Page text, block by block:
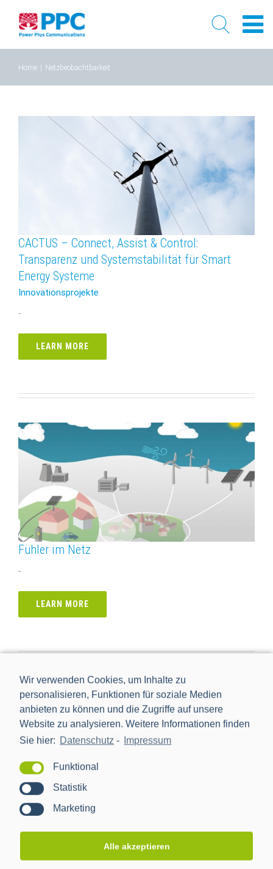
Wir verwenden Cookies, um Inhalte zu
personalisieren, Funktionen für soziale Medien
anbieten zu können und die Zugriffe auf unsere
Website zu analysieren. Weitere Informationen finden
Sie hier: Datenschutz - Impressum
Funktional
Statistik
Marketing
Alle akzeptieren
content
Home Netzbeobachtbarkeit
CACTUS – Connect, Assist & Control:
Transparenz und Systemstabilität für Smart
Energy Systeme
Innovationsprojekte
-
LEARN MORE
Fühler im Netz
-
LEARN MORE
Die Power Plus Communications AG (PPC), mit Sitz in